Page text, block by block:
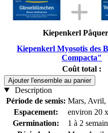
Kiepenkerl
Kiepenkerl Myosotis des
Compacta"
Coût total :
Ajouter l'ensemble au panier
Description
Période de semis: Mars, Avril,
Espacement:
environ 20
Germination:
1 à 2